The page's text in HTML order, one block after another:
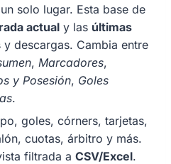
solo lugar. Esta base de
actual y las últimas
descargas. Cambia entre
, Marcadores,
y Posesión, Goles
.
goles, córners, tarjetas,
cuotas, árbitro y más.
filtrada a CSV/Excel.